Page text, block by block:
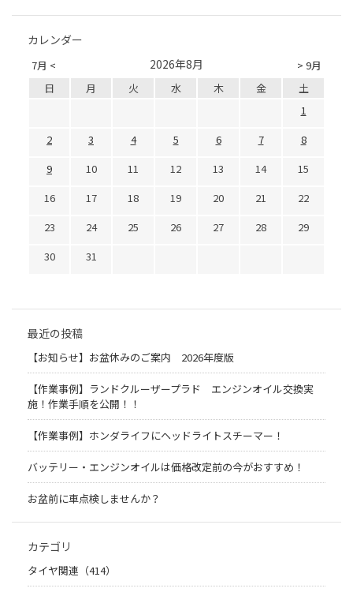
カレンダー
7月 < > 9月
2026年8月
日 月 火 水 木 金
土
1
2
3 4 5 6 7
8
9
10 11 12 13 14
15
16
17 18 19 20 21
22
23
24 25 26 27 28
29
30
31
最近の投稿
【お知らせ】お盆休みのご案内 2026年度版
【作業事例】ランドクルーザープラド エンジンオイル交換実
施！作業手順を公開！！
【作業事例】ホンダライフにヘッドライトスチーマー！
バッテリー・エンジンオイルは価格改定前の今がおすすめ！
お盆前に車点検しませんか？
カテゴリ
タイヤ関連（414）